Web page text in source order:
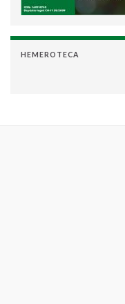
HEMEROTECA